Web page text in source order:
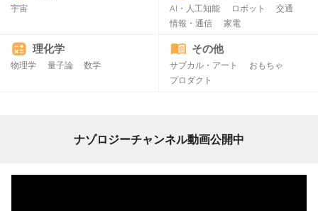
宇宙 AI・人工知能 ロボット
交通
情報・通信
家電
理化学
物理学 量子論 数学
その他
サブカル・アート
おもちゃ
プロダクト
ナゾロジーチャンネル動画公開中